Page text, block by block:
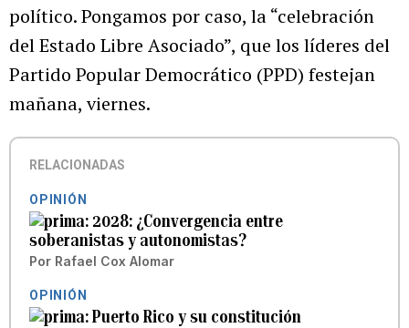
político. Pongamos por caso, la “celebración
del Estado Libre Asociado”, que los líderes del
Partido Popular Democrático (PPD) festejan
mañana, viernes.
RELACIONADAS
OPINIÓN
2028: ¿Convergencia entre
soberanistas y autonomistas?
Por Rafael Cox Alomar
OPINIÓN
Puerto Rico y su constitución